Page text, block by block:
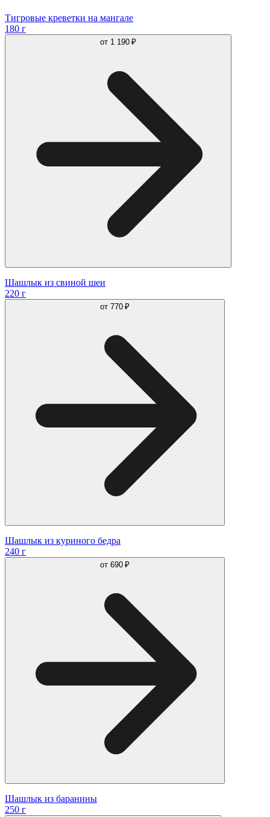
Тигровые креветки на мангале
180 г
от 1 190 ₽
Шашлык из свиной шеи
220 г
от 770 ₽
Шашлык из куриного бедра
240 г
от 690 ₽
Шашлык из баранины
250 г